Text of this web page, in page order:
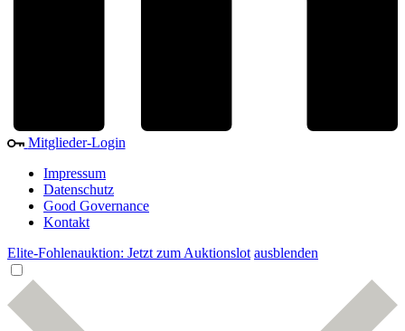
Mitglieder-Login
Impressum
Datenschutz
Good Governance
Kontakt
Elite-Fohlenauktion: Jetzt zum Auktionslot ausblenden